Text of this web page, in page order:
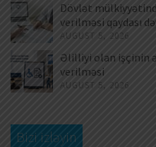
Dövlət
verilməsi qaydası
AUGUST 5, 2026
Əlilliyi olan işçinin
verilməsi
AUGUST 5, 2026
Bizi izləyin